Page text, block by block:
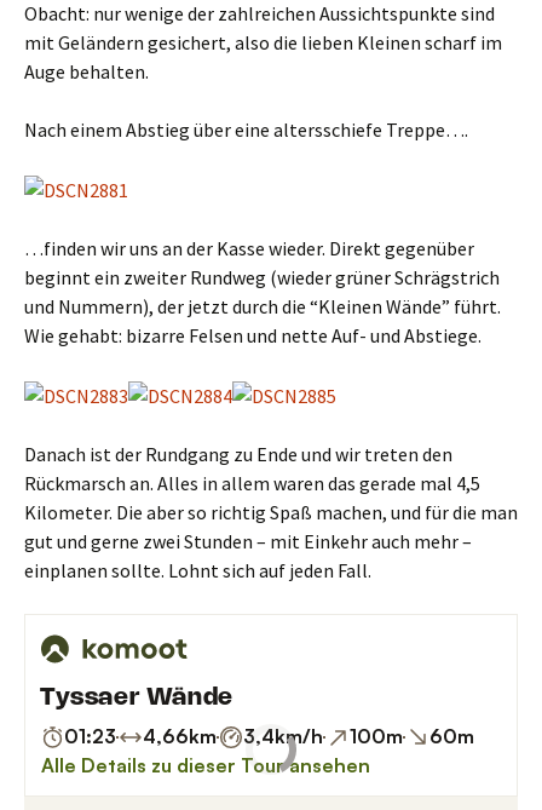
Obacht: nur wenige der zahlreichen Aussichtspunkte sind
mit Geländern gesichert, also die lieben Kleinen scharf im
Auge behalten.
Nach einem Abstieg über eine altersschiefe Treppe….
…finden wir uns an der Kasse wieder. Direkt gegenüber
beginnt ein zweiter Rundweg (wieder grüner Schrägstrich
und Nummern), der jetzt durch die “Kleinen Wände” führt.
Wie gehabt: bizarre Felsen und nette Auf- und Abstiege.
Danach ist der Rundgang zu Ende und wir treten den
Rückmarsch an. Alles in allem waren das gerade mal 4,5
Kilometer. Die aber so richtig Spaß machen, und für die man
gut und gerne zwei Stunden – mit Einkehr auch mehr –
einplanen sollte. Lohnt sich auf jeden Fall.